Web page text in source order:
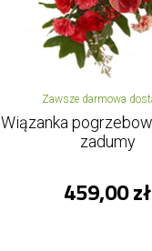
Zawsze darmowa
Wiązanka
zadumy
459,00 zł